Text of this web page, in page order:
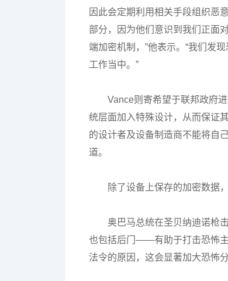
因此会定期利用相关手段组织恶
部分，因为他们意识到我们正面
端加密机制，”他表示。“我们发
工作当中。”
Vance则寄希望于联邦政府
统层面加入特殊设计，从而保证
的设计者及设备制造商不能将自
道。
除了设备上保存的加密数据
奥巴马总统在圣贝纳迪诺枪
也包括后门——有助于打击恐怖主
法令的原因，这会显著加大恐怖